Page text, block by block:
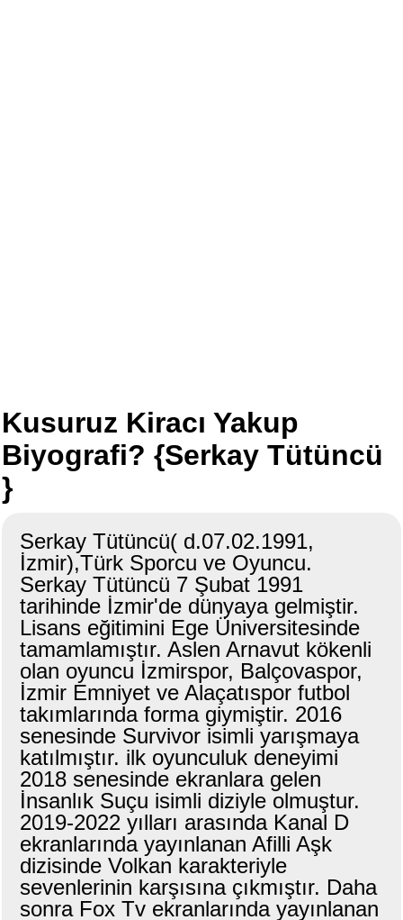
Kusuruz Kiracı Yakup
Biyografi? {Serkay Tütüncü
}
Serkay Tütüncü( d.07.02.1991,
İzmir),Türk Sporcu ve Oyuncu.
Serkay Tütüncü 7 Şubat 1991
tarihinde İzmir'de dünyaya gelmiştir.
Lisans eğitimini Ege Üniversitesinde
tamamlamıştır. Aslen Arnavut kökenli
olan oyuncu İzmirspor, Balçovaspor,
İzmir Emniyet ve Alaçatıspor futbol
takımlarında forma giymiştir. 2016
senesinde Survivor isimli yarışmaya
katılmıştır. ilk oyunculuk deneyimi
2018 senesinde ekranlara gelen
İnsanlık Suçu isimli diziyle olmuştur.
2019-2022 yılları arasında Kanal D
ekranlarında yayınlanan Afilli Aşk
dizisinde Volkan karakteriyle
sevenlerinin karşısına çıkmıştır. Daha
sonra Fox Tv ekranlarında yayınlanan